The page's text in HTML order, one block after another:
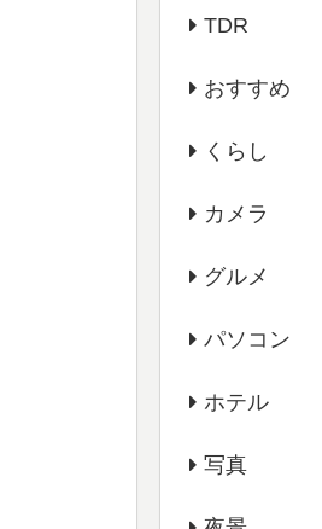
TDR
おすすめ
くらし
カメラ
グルメ
パソコン
ホテル
写真